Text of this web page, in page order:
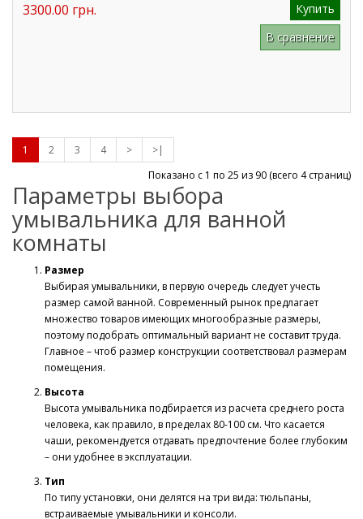
3300.00 грн.
Купить
В сравнение
1 2 3 4 >
>|
Показано с 1 по 25 из 90 (всего 4 страниц)
Параметры выбора
умывальника для ванной
комнаты
Размер
Выбирая умывальники, в первую очередь следует учесть
размер самой ванной. Современный рынок предлагает
множество товаров имеющих многообразные размеры,
поэтому подобрать оптимальный вариант не составит труда.
Главное – чтоб размер конструкции соответствовал размерам
помещения.
Высота
Высота умывальника подбирается из расчета среднего роста
человека, как правило, в пределах 80-100 см. Что касается
чаши, рекомендуется отдавать предпочтение более глубоким
– они удобнее в эксплуатации.
Тип
По типу установки, они делятся на три вида: тюльпаны,
встраиваемые умывальники и консоли.